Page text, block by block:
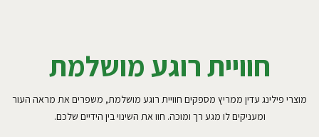
חוויית רוגע מושלמת
מוצרי פילינג עדין ממריץ מספקים חוויית רוגע מושלמת, משפרים את מראה העור
ומעניקים לו מגע רך ומוכה. חוו את השינוי בין הידיים שלכם.